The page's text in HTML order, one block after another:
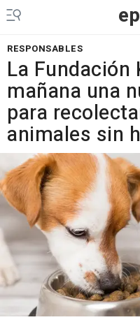
ep
RESPONSABLES
La
mañana una
para
animales sin